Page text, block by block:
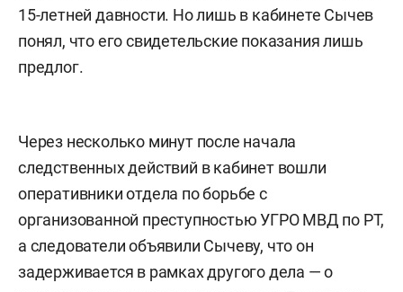
15-летней давности. Но лишь в кабинете Сычев
понял, что его свидетельские показания лишь
предлог.
Через несколько минут после начала
следственных действий в кабинет вошли
оперативники отдела по борьбе с
организованной преступностью УГРО МВД по РТ,
а следователи объявили Сычеву, что он
задерживается в рамках другого дела — о